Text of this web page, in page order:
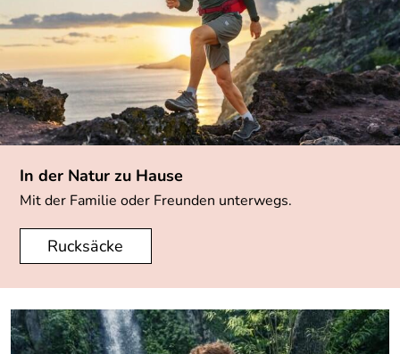
In der Natur zu Hause
Mit der Familie oder Freunden unterwegs.
Rucksäcke